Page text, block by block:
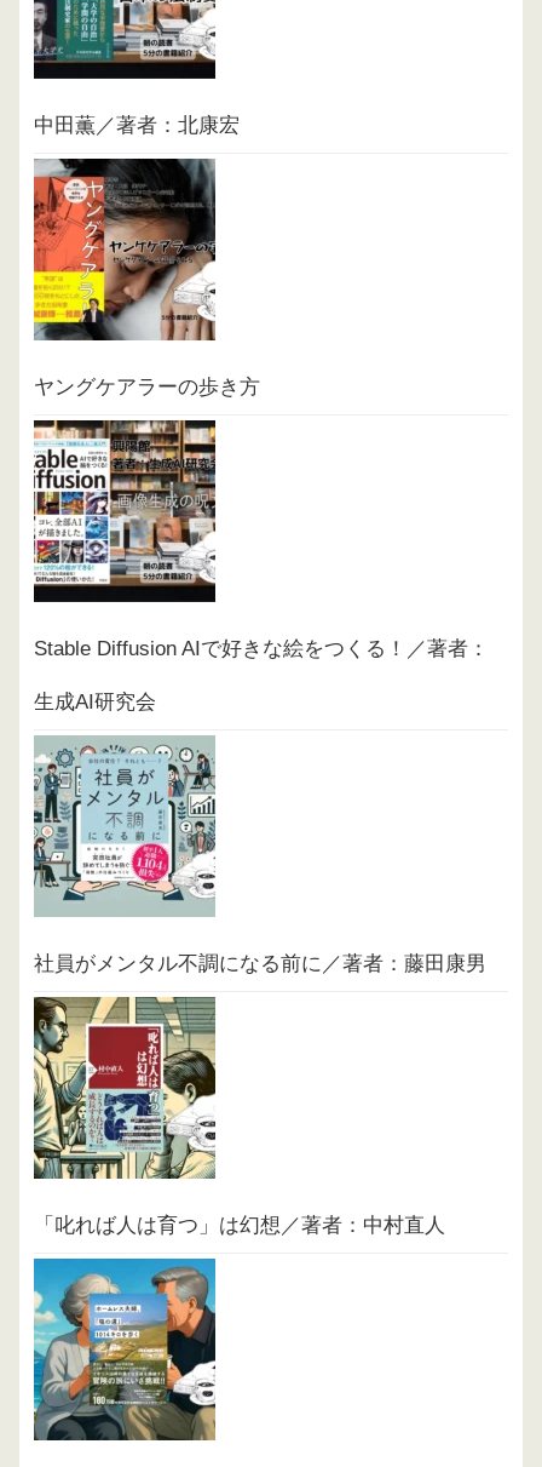
中田薫／著者：北康宏
ヤングケアラーの歩き方
Stable Diffusion AIで好きな絵をつくる！／著者：
生成AI研究会
社員がメンタル不調になる前に／著者：藤田康男
「叱れば人は育つ」は幻想／著者：中村直人